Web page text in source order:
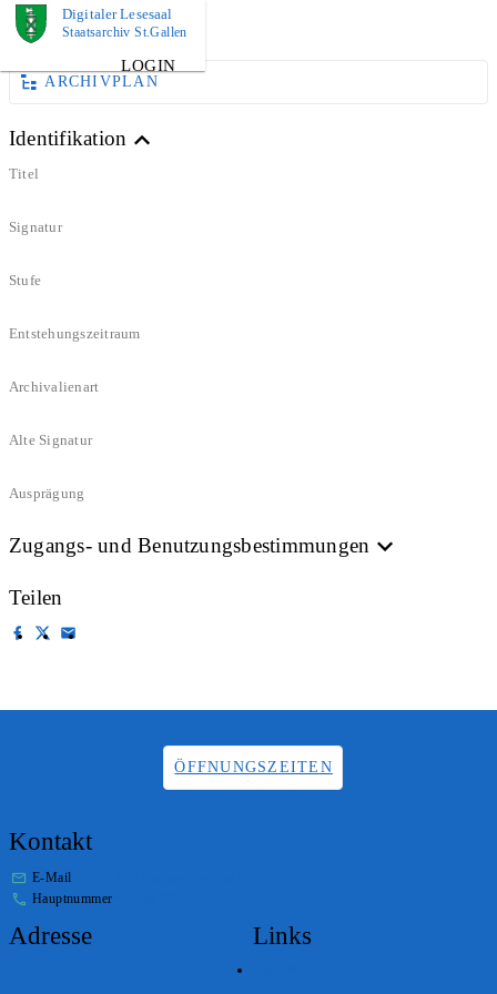
Digitaler Lesesaal
Staatsarchiv St.Gallen
LOGIN
DOKUMENT
ARCHIVPLAN
Identifikation
Titel
Signatur
Stufe
Entstehungszeitraum
Archivalienart
Alte Signatur
Ausprägung
Zugangs- und Benutzungsbestimmungen
Teilen
ÖFFNUNGSZEITEN
Kontakt
E-Mail
Hauptnummer
Adresse Links